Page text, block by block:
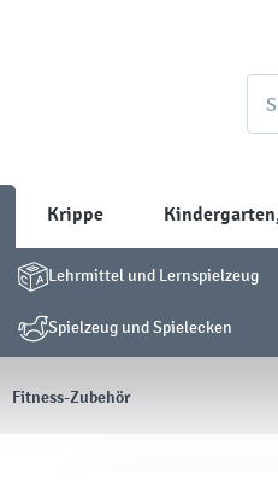
Krippe
Lehrmittel und Lernspielzeug
Spielzeug und Spielecken
Fitness-Zubehör